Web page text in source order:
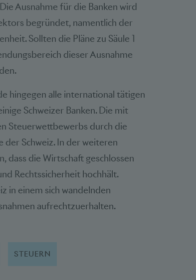
Ausnahme für die Banken wird
begründet, namentlich der
Sollten die Pläne zu Säule 1
dieser Ausnahme
hingegen alle international tätigen
Schweizer Banken. Die mit
Steuerwettbewerbs durch die
Schweiz. In der weiteren
dass die Wirtschaft geschlossen
Rechtssicherheit hochhält.
in einem sich wandelnden
aufrechtzuerhalten.
STEUERN